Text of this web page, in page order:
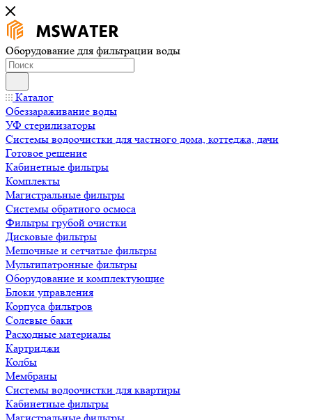
Оборудование для фильтрации воды
Каталог
Обеззараживание воды
УФ стерилизаторы
Системы водоочистки для частного дома, коттеджа, дачи
Готовое решение
Кабинетные фильтры
Комплекты
Магистральные фильтры
Системы обратного осмоса
Фильтры грубой очистки
Дисковые фильтры
Мешочные и сетчатые фильтры
Мультипатронные фильтры
Оборудование и комплектующие
Блоки управления
Корпуса фильтров
Солевые баки
Расходные материалы
Картриджи
Колбы
Мембраны
Системы водоочистки для квартиры
Кабинетные фильтры